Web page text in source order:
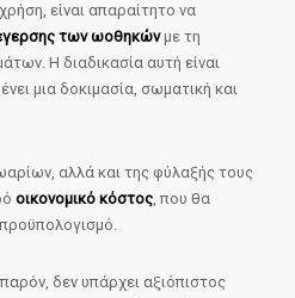
είναι απαραίτητο να
των ωοθηκώνμε τη
Η διαδικασία αυτή είναι
μια δοκιμασία, σωματική και
αλλά και της φύλαξής τους
οικονομικό κόστος, που θα
προϋπολογισμό.
δεν υπάρχει αξιόπιστος